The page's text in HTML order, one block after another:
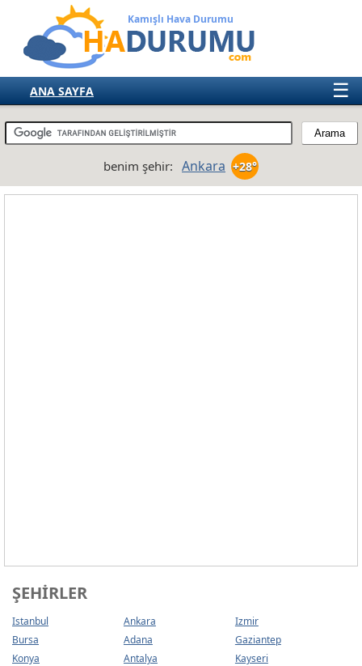
Kamışlı Hava Durumu
☰
ANA SAYFA
TÜRKİYE
AVRUPA
benim şehir: Ankara +28°
ŞEHIRLER
Istanbul Ankara
Izmir
Bursa
Adana
Gaziantep
Konya
Antalya
Kayseri